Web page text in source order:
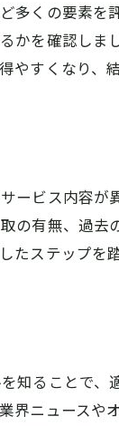
多くの要素を
かを確認しま
やすくなり、
ービス内容が
の有無、過去
たステップを
知ることで、
界ニュースや